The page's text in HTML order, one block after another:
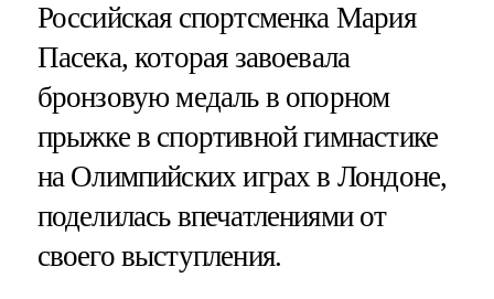
Российская спортсменка Мария
Пасека, которая завоевала
бронзовую медаль в опорном
прыжке в спортивной гимнастике
на Олимпийских играх в Лондоне,
поделилась впечатлениями от
своего выступления.